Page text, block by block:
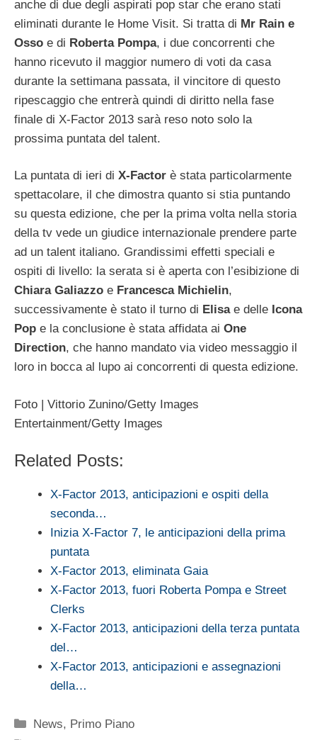
anche di due degli aspirati pop star che erano stati
eliminati durante le Home Visit. Si tratta di Mr Rain e
Osso e di Roberta Pompa, i due concorrenti che
hanno ricevuto il maggior numero di voti da casa
durante la settimana passata, il vincitore di questo
ripescaggio che entrerà quindi di diritto nella fase
finale di X-Factor 2013 sarà reso noto solo la
prossima puntata del talent.
La puntata di ieri di X-Factor è stata particolarmente
spettacolare, il che dimostra quanto si stia puntando
su questa edizione, che per la prima volta nella storia
della tv vede un giudice internazionale prendere parte
ad un talent italiano. Grandissimi effetti speciali e
ospiti di livello: la serata si è aperta con l’esibizione di
Chiara Galiazzo e Francesca Michielin,
successivamente è stato il turno di Elisae delle Icona
Pop e la conclusione è stata affidata ai One
Direction, che hanno mandato via video messaggio il
loro in bocca al lupo ai concorrenti di questa edizione.
Foto | Vittorio Zunino/Getty Images
Entertainment/Getty Images
Related Posts:
X-Factor 2013, anticipazioni e ospiti della
seconda…
Inizia X-Factor 7, le anticipazioni della prima
puntata
X-Factor 2013, eliminata Gaia
X-Factor 2013, fuori Roberta Pompa e Street
Clerks
X-Factor 2013, anticipazioni della terza puntata
del…
X-Factor 2013, anticipazioni e assegnazioni
della…
Categorie
News, Primo Piano